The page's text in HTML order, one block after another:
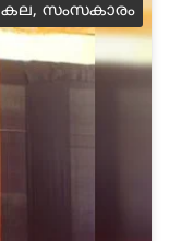
കല, സംസകാരം